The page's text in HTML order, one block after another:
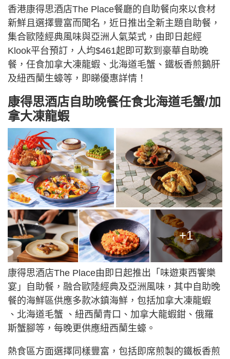
香港康得思酒店The Place餐廳的自助餐向來以食材
新鮮且選擇豐富而聞名，近日推出全新主題自助餐，
集合歐陸經典風味與亞洲人氣菜式，由即日起經
Klook平台預訂，人均$461起即可歎到豪華自助晚
餐，任食加拿大凍龍蝦、北海道毛蟹、鐵板香煎鵝肝
及紐西蘭生蠔等，即睇優惠詳情！
康得思酒店自助晚餐任食北海道毛蟹/加
拿大凍龍蝦
+1
康得思酒店The Place由即日起推出「味遊東西饗樂
宴」自助餐，融合歐陸經典及亞洲風味，其中自助晚
餐的海鮮區供應多款冰鎮海鮮，包括加拿大凍龍蝦
、北海道毛蟹 、紐西蘭青口、加拿大龍蝦鉗、俄羅
斯蟹腳等，每晚更供應紐西蘭生蠔。
熱食區方面選擇同樣豐富，包括即席煎製的鐵板香煎